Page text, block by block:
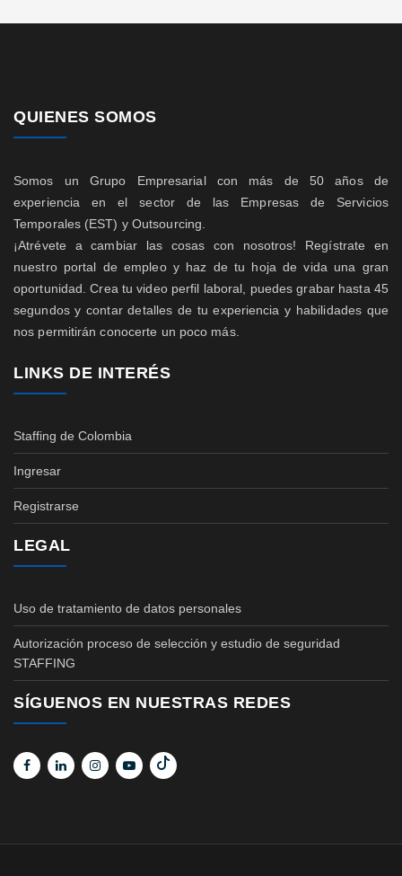
QUIENES SOMOS
Somos un Grupo Empresarial con más de 50 años de
experiencia en el sector de las Empresas de Servicios
Temporales (EST) y Outsourcing.
¡Atrévete a cambiar las cosas con nosotros! Regístrate en
nuestro portal de empleo y haz de tu hoja de vida una gran
oportunidad. Crea tu video perfil laboral, puedes grabar hasta 45
segundos y contar detalles de tu experiencia y habilidades que
nos permitirán conocerte un poco más.
LINKS DE INTERÉS
Staffing de Colombia
Ingresar
Registrarse
LEGAL
Uso de tratamiento de datos personales
Autorización proceso de selección y estudio de seguridad
STAFFING
SÍGUENOS EN NUESTRAS REDES